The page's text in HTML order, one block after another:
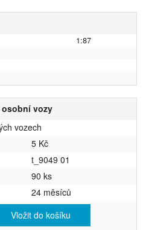
1:87
osobní vozy
vozech
5 Kč
t_9049 01
90 ks
24 měsíců
Vložit do košíku